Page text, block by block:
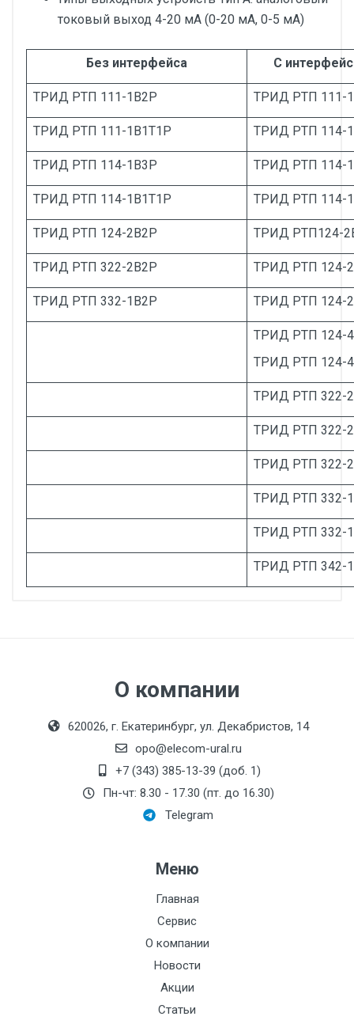
токовый выход 4-20 мА (0-20 мА, 0-5 мА)
Без интерфейса С
ТРИД РТП 111-1В2Р ТРИД РТП 111-
ТРИД РТП 111-1В1Т1Р ТРИД РТП 114-
ТРИД РТП 114-1В3Р ТРИД РТП 114-
ТРИД РТП 114-1В1Т1Р ТРИД РТП 114-
ТРИД РТП 124-2В2Р ТРИД РТП124-
ТРИД РТП 322-2В2Р ТРИД РТП 124-
ТРИД РТП 332-1В2Р ТРИД РТП 124-
ТРИД РТП 124-
ТРИД РТП 124-
ТРИД РТП 322-
ТРИД РТП 322-
ТРИД РТП 322-
ТРИД РТП 332-
ТРИД РТП 332-
ТРИД РТП 342-
Производитель:
Вектор-ПМ
Номинальный диаметр
патрубков, мм:
Резьба:
дм:
Электроописание:
Тип мотора:
Номинальное
Стоимость поверки:
2591
О компании
620026, г. Екатеринбург, ул. Декабристов, 14
opo@elecom-ural.ru
+7 (343) 385-13-39 (доб. 1)
Пн-чт: 8.30 - 17.30 (пт. до 16.30)
Telegram
Меню
Главная
Сервис
О компании
Новости
Акции
Статьи